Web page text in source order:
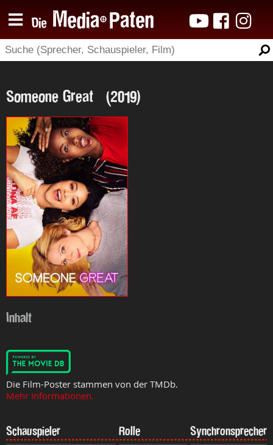
Someone Great (2019)
Inhalt
Die Film-Poster stammen von der TMDb.
Mehr Informationen.
Schauspieler Rolle Synchronsprecher